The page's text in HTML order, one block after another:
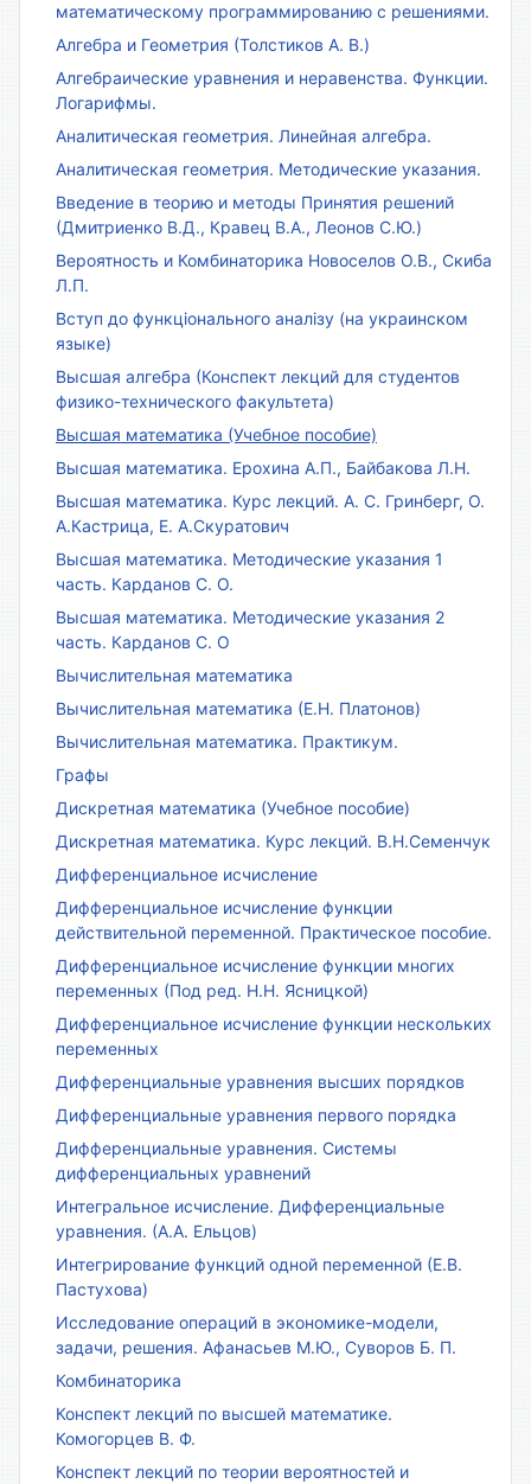
математическому программированию с решениями.
Алгебра и Геометрия (Толстиков А. В.)
Алгебраические уравнения и неравенства. Функции.
Логарифмы.
Аналитическая геометрия. Линейная алгебра.
Аналитическая геометрия. Методические указания.
Введение в теорию и методы Принятия решений
(Дмитриенко В.Д., Кравец В.А., Леонов С.Ю.)
Вероятность и Комбинаторика Новоселов О.В., Скиба
Л.П.
Вступ до функціонального аналізу (на украинском
языке)
Высшая алгебра (Конспект лекций для студентов
физико-технического факультета)
Высшая математика (Учебное пособие)
Высшая математика. Ерохина А.П., Байбакова Л.Н.
Высшая математика. Курс лекций. А. С. Гринберг, О.
А.Кастрица, Е. А.Скуратович
Высшая математика. Методические указания 1
часть. Карданов С. О.
Высшая математика. Методические указания 2
часть. Карданов С. О
Вычислительная математика
Вычислительная математика (Е.Н. Платонов)
Вычислительная математика. Практикум.
Графы
Дискретная математика (Учебное пособие)
Дискретная математика. Курс лекций. В.Н.Семенчук
Дифференциальное исчисление
Дифференциальное исчисление функции
действительной переменной. Практическое пособие.
Дифференциальное исчисление функции многих
переменных (Под ред. Н.Н. Ясницкой)
Дифференциальное исчисление функции нескольких
переменных
Дифференциальные уравнения высших порядков
Дифференциальные уравнения первого порядка
Дифференциальные уравнения. Системы
дифференциальных уравнений
Интегральное исчисление. Дифференциальные
уравнения. (А.А. Ельцов)
Интегрирование функций одной переменной (Е.В.
Пастухова)
Исследование операций в экономике-модели,
задачи, решения. Афанасьев М.Ю., Суворов Б. П.
Комбинаторика
Конспект лекций по высшей математике.
Комогорцев В. Ф.
Конспект лекций по теории вероятностей и